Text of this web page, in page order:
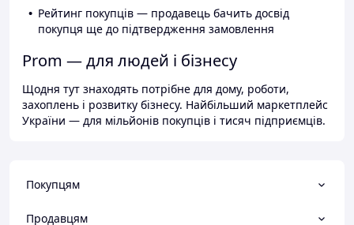
Рейтинг покупців — продавець бачить досвід
покупця ще до підтвердження замовлення
Prom — для людей і бізнесу
Щодня тут знаходять потрібне для дому, роботи,
захоплень і розвитку бізнесу. Найбільший маркетплейс
України — для мільйонів покупців і тисяч підприємців.
Покупцям
Продавцям